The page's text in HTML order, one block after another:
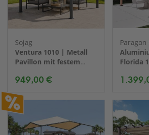
Sojag
Ventura 1010 | Metall
Pavillon mit festem
949,00 €
Florida